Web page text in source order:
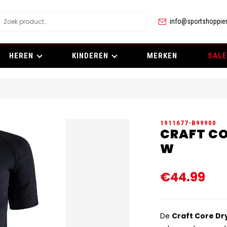
HEREN KINDEREN MERKEN SALE
1911677-B99900
CRAFT
W
€44.99
De Craft Core